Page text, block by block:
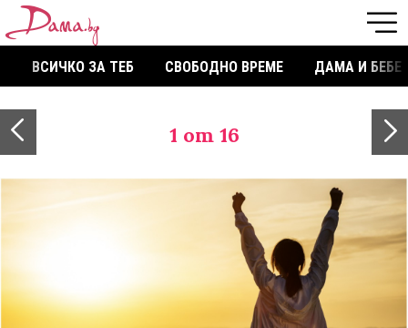
ВСИЧКО ЗА ТЕБ СВОБОДНО ВРЕМЕ ДАМА И БЕБЕ
1 от 16